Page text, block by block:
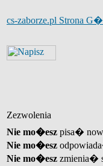
cs-zaborze.pl Strona
Zezwolenia
Nie mo�esz pisa�
Nie mo�esz
Nie mo�esz zmienia�